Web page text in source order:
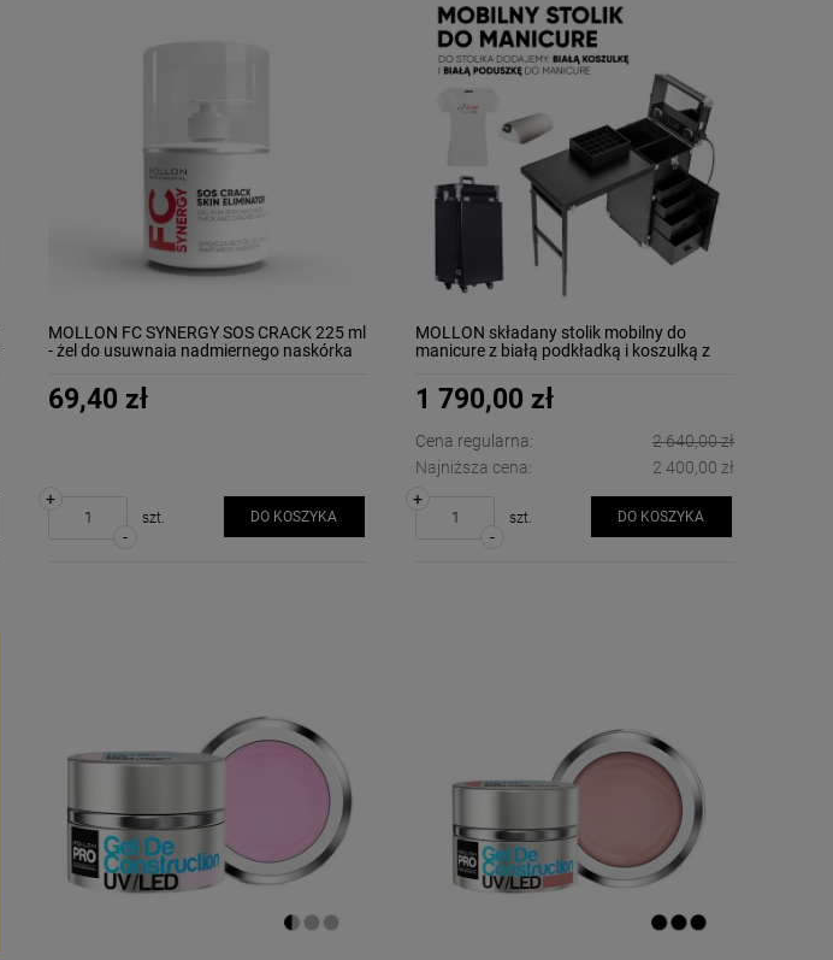
MOLLON FC SYNERGY SOS CRACK 225 ml
- żel do usuwnaia nadmiernego naskórka
69,40 zł
-
+
szt. DO KOSZYKA
MOLLON składany stolik mobilny do
manicure z białą podkładką i koszulką z
1 790,00 zł
Cena regularna:
2 640,00 zł
Najniższa cena:
2 400,00 zł
-
+
szt. DO KOSZYKA